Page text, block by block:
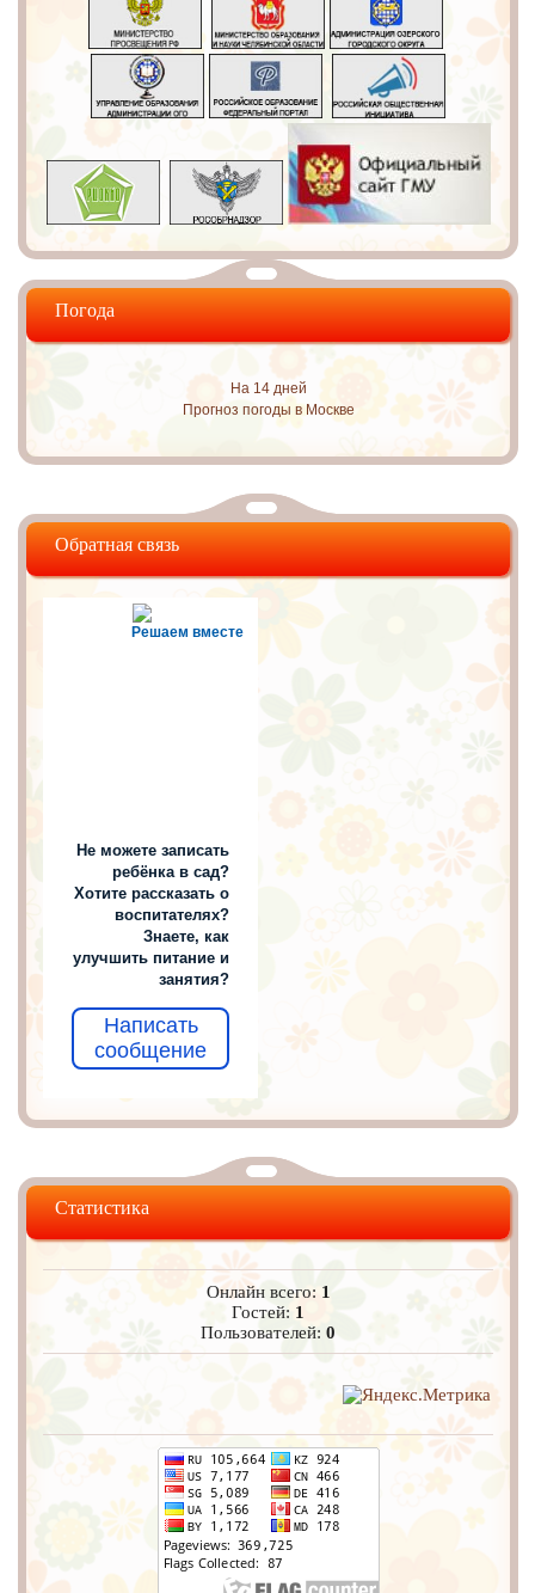
Погода
На 14 дней
Прогноз погоды в Москве
Обратная связь
Решаем вместе
Не можете записать
ребёнка в сад?
Хотите рассказать о
воспитателях?
Знаете, как
улучшить питание и
занятия?
Написать
сообщение
Статистика
Онлайн всего: 1
Гостей: 1
Пользователей:0